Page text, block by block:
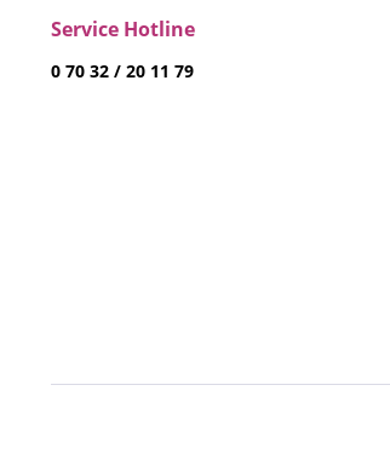
Service Hotline
0 70 32 / 20 11 79